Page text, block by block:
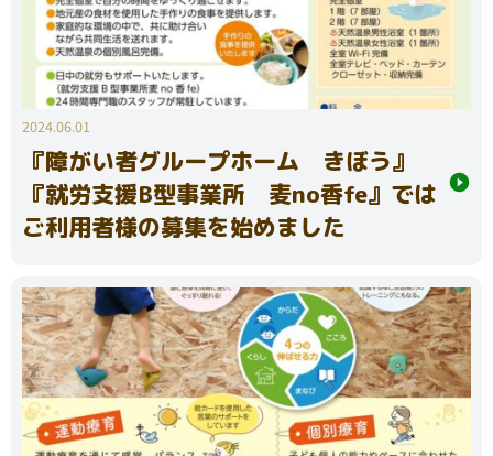
2024.06.01
『障がい者グループホーム きぼう』
『就労支援B型事業所 麦no香fe』では
ご利用者様の募集を始めました